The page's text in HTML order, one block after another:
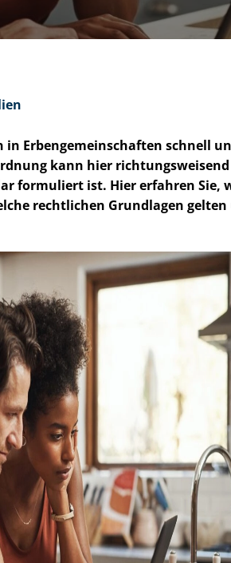
Er­ben­ge­mein­schaf­ten schnell
kann hier rich­tungs­wei­send
formuliert ist. Hier erfahren Sie,
rechtlichen Grundlagen gelten